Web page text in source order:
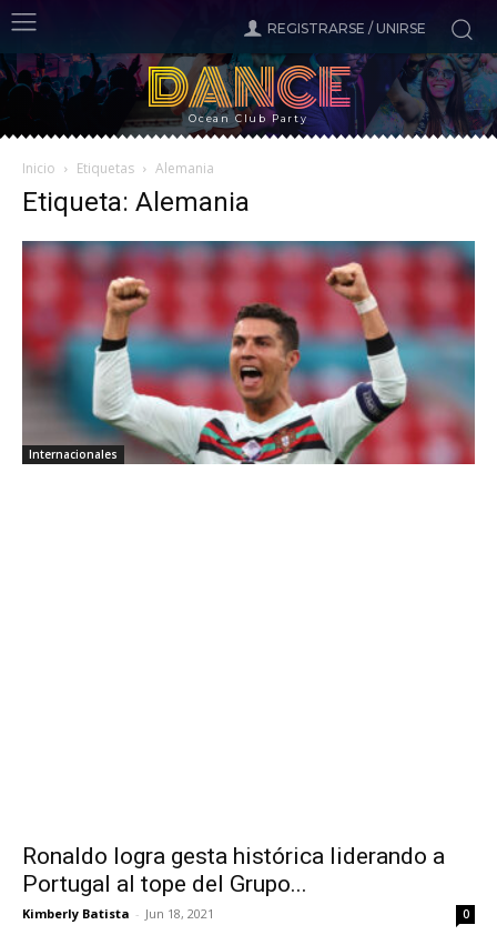
REGISTRARSE / UNIRSE
DANCE
Ocean Club Party
Inicio Etiquetas Alemania
Etiqueta: Alemania
Internacionales
Ronaldo logra gesta histórica liderando a
Portugal al tope del Grupo...
Kimberly Batista - Jun 18, 2021 0